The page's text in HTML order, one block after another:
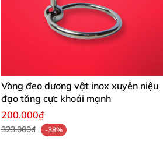
Vòng đeo dương vật inox xuyên niệu
đạo tăng cực khoái mạnh
200.000₫
323.000₫ -38%